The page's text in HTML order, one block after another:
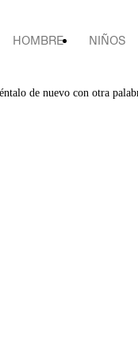
HOMBRE NIÑOS
de nuevo con otra